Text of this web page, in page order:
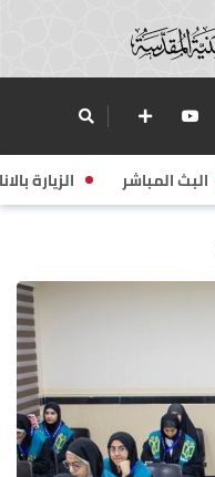
البث المباشر الزيارة